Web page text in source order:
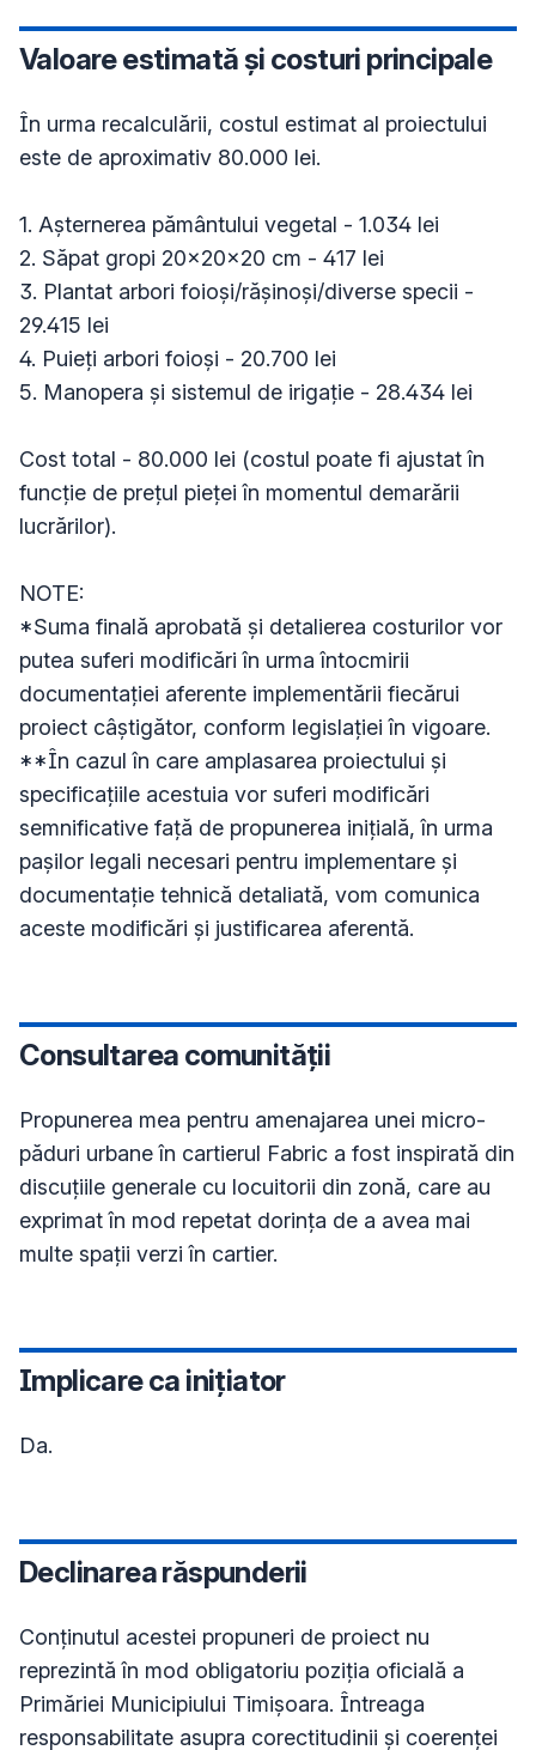
Valoare estimată și costuri principale
În urma recalculării, costul estimat al proiectului
este de aproximativ 80.000 lei.
1. Așternerea pământului vegetal - 1.034 lei
2. Săpat gropi 20×20×20 cm - 417 lei
3. Plantat arbori foioși/rășinoși/diverse specii -
29.415 lei
4. Puieți arbori foioși - 20.700 lei
5. Manopera și sistemul de irigație - 28.434 lei
Cost total - 80.000 lei (costul poate fi ajustat în
funcție de prețul pieței în momentul demarării
lucrărilor).
NOTE:
*Suma finală aprobată și detalierea costurilor vor
putea suferi modificări în urma întocmirii
documentației aferente implementării fiecărui
proiect câștigător, conform legislației în vigoare.
**În cazul în care amplasarea proiectului și
specificațiile acestuia vor suferi modificări
semnificative față de propunerea inițială, în urma
pașilor legali necesari pentru implementare și
documentație tehnică detaliată, vom comunica
aceste modificări și justificarea aferentă.
Consultarea comunității
Propunerea mea pentru amenajarea unei micro-
păduri urbane în cartierul Fabric a fost inspirată din
discuțiile generale cu locuitorii din zonă, care au
exprimat în mod repetat dorința de a avea mai
multe spații verzi în cartier.
Implicare ca inițiator
Da.
Declinarea răspunderii
Conţinutul acestei propuneri de proiect nu
reprezintă în mod obligatoriu poziţia oficială a
Primăriei Municipiului Timișoara. Întreaga
responsabilitate asupra corectitudinii și coerenței